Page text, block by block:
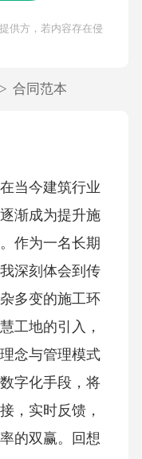
供方，若内容存在侵
> 合同范本
当今建筑行业
渐成为提升施
作为一名长期
深刻体会到传
多变的施工环
工地的引入，
念与管理模式
字化手段，将
，实时反馈，
的双赢。回想